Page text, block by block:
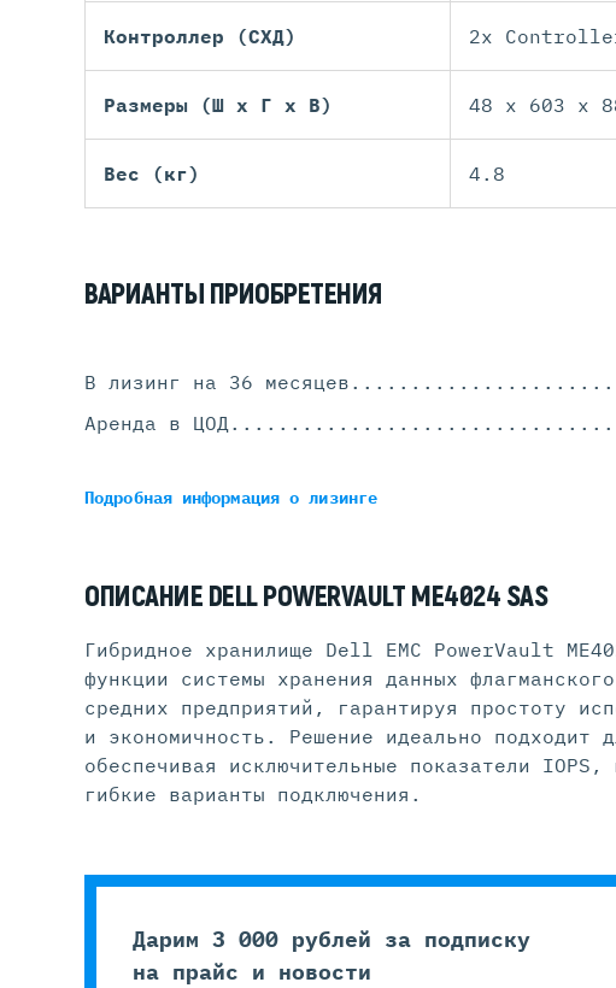
Контроллер (СХД) 2x
Размеры (Ш х Г х В) 48 x 603 x
Вес (кг) 4.8
ВАРИАНТЫ ПРИОБРЕТЕНИЯ
В лизинг на 36 месяцев
Аренда в ЦОД
Подробная информацияо лизинге
ОПИСАНИЕ DELL POWERVAULT ME4024 SAS
Гибридное хранилище Dell EMC PowerVault
функции системы хранения данных
средних предприятий, гарантируя простоту
и экономичность. Решение идеально подходит
обеспечивая исключительные показатели
гибкие варианты подключения.
Дарим 3 000 рублей за подписку
на прайс и новости